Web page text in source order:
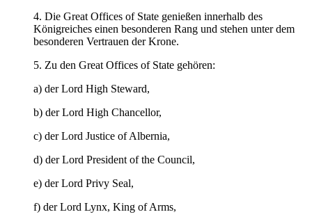
4. Die Great Offices of State genießen innerhalb des
Königreiches einen besonderen Rang und stehen unter dem
besonderen Vertrauen der Krone.
5. Zu den Great Offices of State gehören:
a) der Lord High Steward,
b) der Lord High Chancellor,
c) der Lord Justice of Albernia,
d) der Lord President of the Council,
e) der Lord Privy Seal,
f) der Lord Lynx, King of Arms,